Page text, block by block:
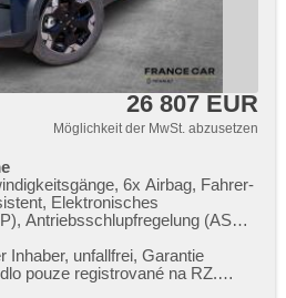
26 807 EUR
Möglichkeit der MwSt. abzusetzen
6x Airbag, Fahrer-
Elektronisches
Antriebsschlupfregelung (ASR),
Spot Anzeige, Servolenkung,
Tempomat, täglich
Inhaber,​ unfallfrei,​ Garantie
pouze registrované na RZ.